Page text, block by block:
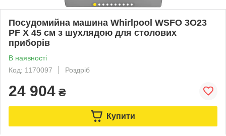
Посудомийна машина Whirlpool WSFO 3O23
PF X 45 см з шухлядою для столових
приборів
В наявності
Код: 1170097
Роздріб
24 904 ₴
Купити